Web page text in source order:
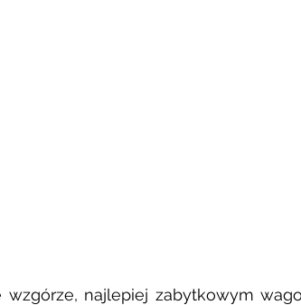
najlepiej zabytkowym